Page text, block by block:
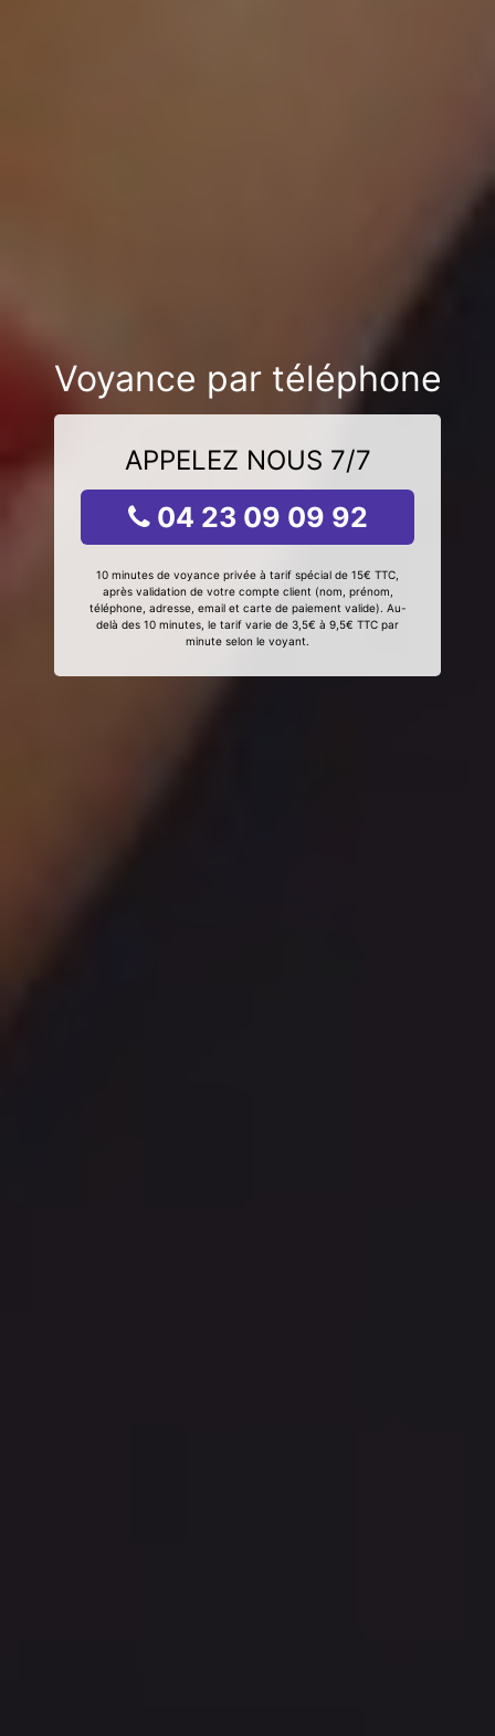
Voyance par téléphone
APPELEZ NOUS 7/7
04 23 09 09 92
10 minutes de voyance privée à tarif spécial de 15€ TTC,
après validation de votre compte client (nom, prénom,
téléphone, adresse, email et carte de paiement valide). Au-
delà des 10 minutes, le tarif varie de 3,5€ à 9,5€ TTC par
minute selon le voyant.